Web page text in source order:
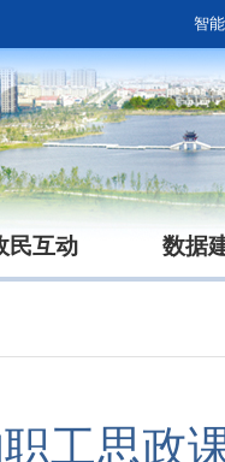
智
民互动 数据
工思政